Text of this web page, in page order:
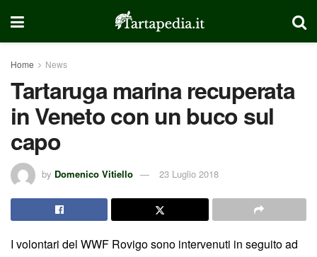
Home News
Tartaruga marina recuperata
in Veneto con un buco sul
capo
by Domenico Vitiello 23 Luglio 2018
I volontari del WWF Rovigo sono intervenuti in seguito ad